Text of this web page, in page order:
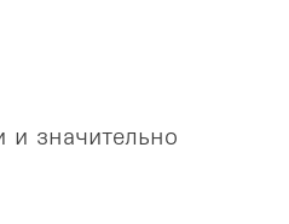
значительно